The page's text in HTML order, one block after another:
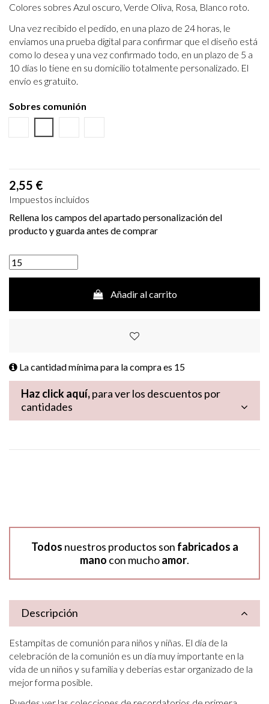
Colores sobres Azul oscuro, Verde Oliva, Rosa, Blanco roto.
Una vez recibido el pedido, en una plazo de 24 horas, le
enviamos una prueba digital para confirmar que el diseño está
como lo desea y una vez confirmado todo, en un plazo de 5 a
10 días lo tiene en su domicilio totalmente personalizado. El
envío es gratuito.
Sobres comunión
2,55 €
Impuestos incluidos
Rellena los campos del apartado personalización del
producto y guarda antes de comprar
Añadir al carrito
La cantidad mínima para la compra es 15
Haz click aquí,para ver los descuentos por
cantidades
Todos nuestros productos son fabricados a
mano con muchoamor.
Descripción
Estampitas de comunión para niños y niñas. El día de la
celebración de la comunión es un día muy importante en la
vida de un niños y su familia y deberías estar organizado de la
mejor forma posible.